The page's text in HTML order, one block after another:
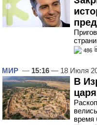
486
МИР — 15:16 — 18 Июля
В
время